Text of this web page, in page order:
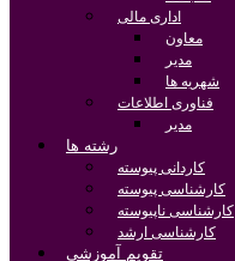
اداری مالی
معاون
مدیر
شهریه ها
فناوری اطلاعات
مدیر
رشته ها
کاردانی پیوسته
کارشناسی پیوسته
کارشناسی ناپیوسته
کارشناسی ارشد
تقویم آموزشی